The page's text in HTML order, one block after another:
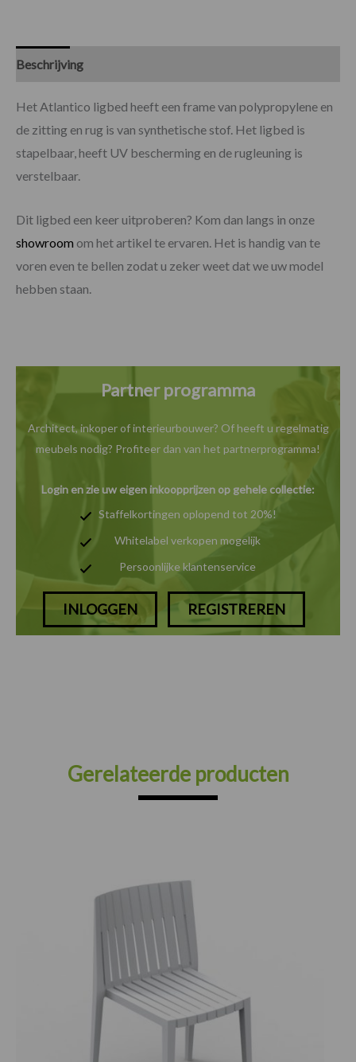
Beschrijving
Het Atlantico ligbed heeft een frame van polypropylene en
de zitting en rug is van synthetische stof. Het ligbed is
stapelbaar, heeft UV bescherming en de rugleuning is
verstelbaar.
Dit ligbed een keer uitproberen? Kom dan langs in onze
showroom om het artikel te ervaren. Het is handig van te
voren even te bellen zodat u zeker weet dat we uw model
hebben staan.
Partner programma
Architect, inkoper of interieurbouwer? Of heeft u regelmatig
meubels nodig? Profiteer dan van het partnerprogramma!
Login en zie uw eigen inkoopprijzen op gehele collectie:
Staffelkortingen oplopend tot 20%!
Whitelabel verkopen mogelijk
Persoonlijke klantenservice
INLOGGEN REGISTREREN
Gerelateerde producten